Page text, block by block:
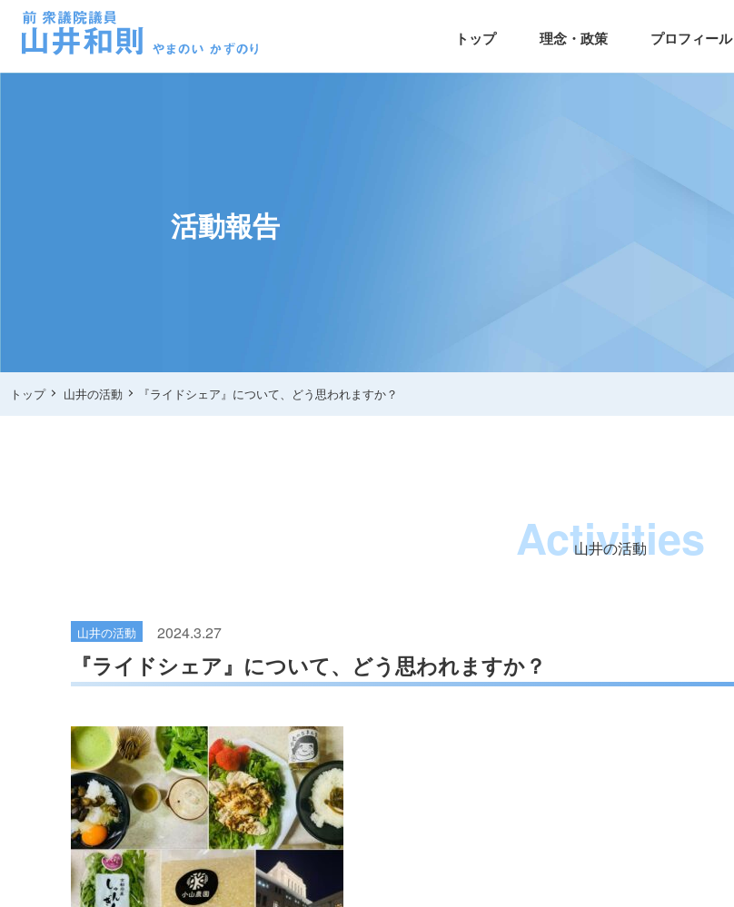
トップ 理念・政策 プロフィール
活動報告
トップ 山井の活動 『ライドシェア』について、どう思われますか？
Activities
山井の活動
山井の活動 2024.3.27
『ライドシェア』について、どう思われますか？